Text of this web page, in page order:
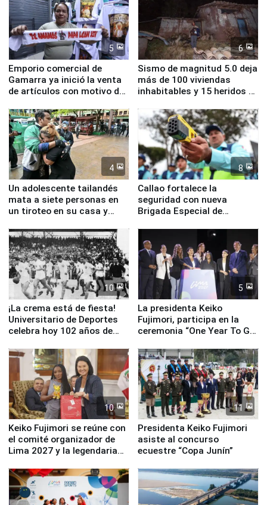
5
Emporio comercial de
Gamarra ya inició la venta
de artículos con motivo de
6
Sismo de magnitud 5.0 deja
más de 100 viviendas
inhabitables y 15 heridos en
4
Un adolescente tailandés
mata a siete personas en
un tiroteo en su casa y
8
Callao fortalece la
seguridad con nueva
Brigada Especial de
equipamiento para
Serenazgo
10
¡La crema está de fiesta!
Universitario de Deportes
celebra hoy 102 años de
5
La presidenta Keiko
Fujimori, participa en la
ceremonia “One Year To Go
10
Keiko Fujimori se reúne con
el comité organizador de
Lima 2027 y la legendaria
11
Presidenta Keiko Fujimori
asiste al concurso
ecuestre “Copa Junín”